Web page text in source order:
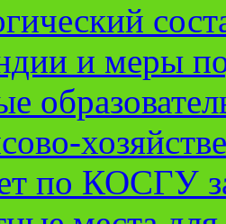
и меры
по КОСГУ